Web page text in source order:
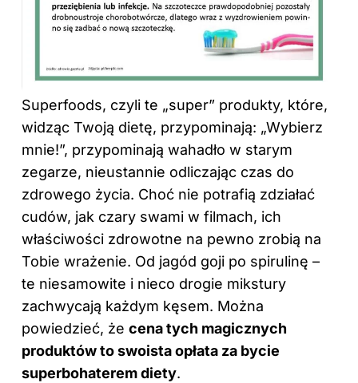
Superfoods, czyli te „super” produkty, które,
widząc Twoją dietę, przypominają: „Wybierz
mnie!”, przypominają wahadło w starym
zegarze, nieustannie odliczając czas do
zdrowego życia. Choć nie potrafią zdziałać
cudów, jak czary swami w filmach, ich
właściwości zdrowotne na pewno zrobią na
Tobie wrażenie. Od jagód goji po spirulinę –
te niesamowite i nieco drogie mikstury
zachwycają każdym kęsem. Można
powiedzieć, że cena tych magicznych
produktów to swoista opłata za bycie
superbohaterem diety.